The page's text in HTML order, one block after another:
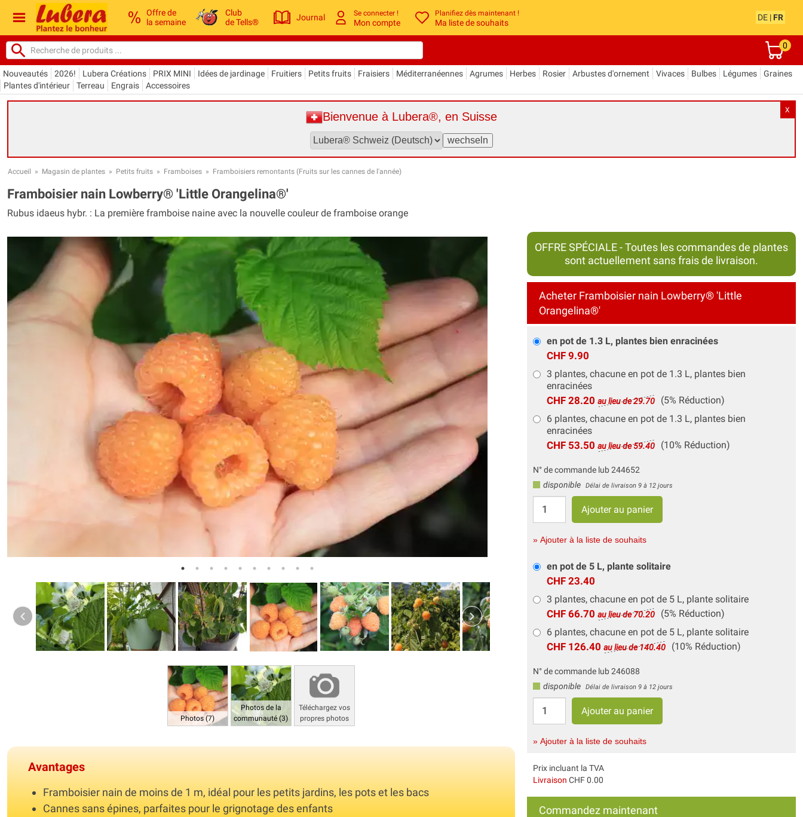
Offre de
la semaine
Club
de Tells®
Journal Se connecter !
Mon compte
Planifiez dès maintenant !
Ma liste de souhaits
DE | FR
0
Nouveautés 2026! Lubera Créations PRIX MINI Idées de jardinage Fruitiers Petits fruits Fraisiers Méditerranéennes Agrumes Herbes Rosier Arbustes d'ornement Vivaces Bulbes Légumes
Graines
Plantes d'intérieur
Terreau Engrais Accessoires
X
Bienvenue à Lubera®, en Suisse
Accueil » Magasin de plantes » Petits fruits » Framboises » Framboisiers remontants (Fruits sur les cannes de l'année)
Framboisier nain Lowberry® 'Little Orangelina®'
Rubus idaeus hybr. : La première framboise naine avec la nouvelle couleur de framboise orange
Photos (7)
Photos de la
communauté (3)
Téléchargez vos
propres photos
Avantages
Framboisier nain de moins de 1 m, idéal pour les petits jardins, les pots et les bacs
Cannes sans épines, parfaites pour le grignotage des enfants
OFFRE SPÉCIALE - Toutes les commandes de plantes
sont actuellement sans frais de livraison.
Acheter Framboisier nain Lowberry® 'Little
Orangelina®'
en pot de 1.3 L, plantes bien enracinées
CHF 9.90
3 plantes, chacune en pot de 1.3 L, plantes bien
enracinées
CHF 28.20 au lieu de 29.70
(5% Réduction)
6 plantes, chacune en pot de 1.3 L, plantes bien
enracinées
CHF 53.50 au lieu de 59.40 (10% Réduction)
N° de commande lub 244652
disponible
Délai de livraison 9 à 12 jours
» Ajouter à la liste de souhaits
en pot de 5 L, plante solitaire
CHF 23.40
3 plantes, chacune en pot de 5 L, plante solitaire
CHF 66.70 au lieu de 70.20
(5% Réduction)
6 plantes, chacune en pot de 5 L, plante solitaire
CHF 126.40 au lieu de 140.40 (10% Réduction)
N° de commande lub 246088
disponible
Délai de livraison 9 à 12 jours
» Ajouter à la liste de souhaits
Prix incluant la TVA
Livraison CHF 0.00
Commandez maintenant